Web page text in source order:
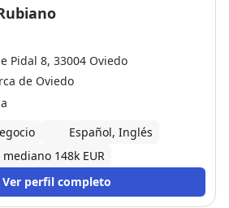
Pidal 8, 33004 Oviedo
de Oviedo
Español, Inglés
148k EUR
Ver perfil completo